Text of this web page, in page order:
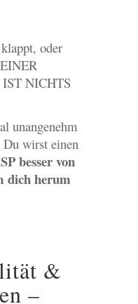
oder
NICHTS
unangenehm
wirst einen
besser von
dich herum
&
–